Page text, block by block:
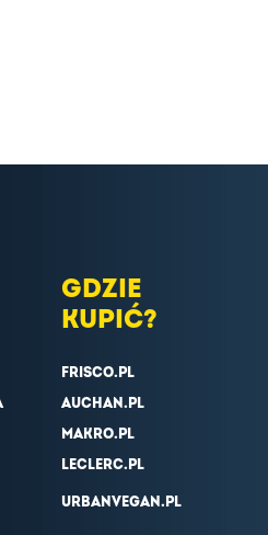
GDZIE
KUPIĆ?
FRISCO.PL
AUCHAN.PL
MAKRO.PL
LECLERC.PL
URBANVEGAN.PL